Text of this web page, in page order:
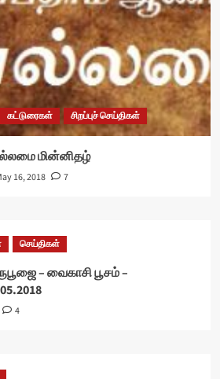
கட்டுரைகள் சிறப்புச் செய்திகள்
மின்னிதழ்
16, 2018 7
செய்திகள்
– வைகாசி பூசம் –
4